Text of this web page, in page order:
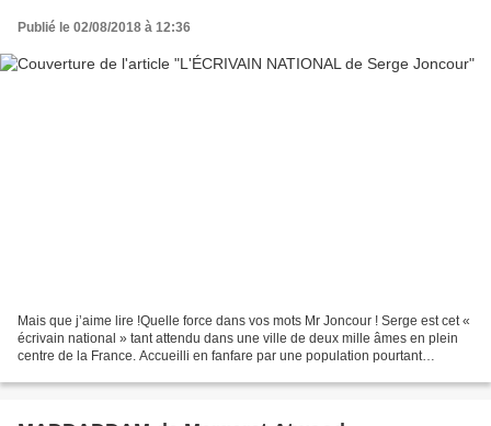
Publié le 02/08/2018 à 12:36
Mais que j’aime lire !Quelle force dans vos mots Mr Joncour ! Serge est cet «
écrivain national » tant attendu dans une ville de deux mille âmes en plein
centre de la France. Accueilli en fanfare par une population pourtant